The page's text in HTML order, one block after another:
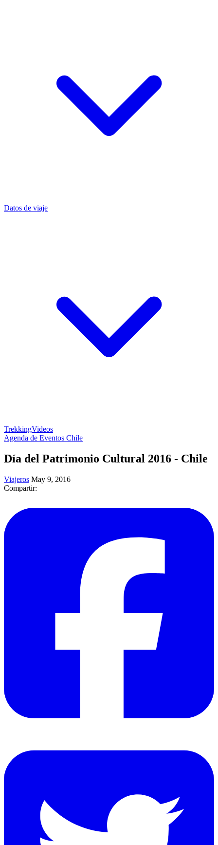
Datos de viaje
TrekkingVideos
Agenda de Eventos Chile
Día del Patrimonio Cultural 2016 - Chile
Viajeros May 9, 2016
Compartir: